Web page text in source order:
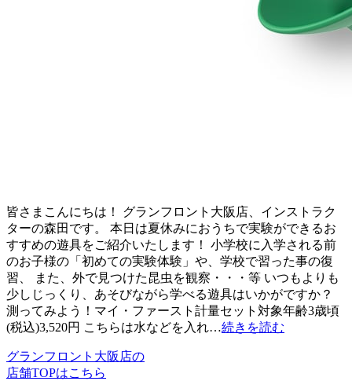
皆さまこんにちは！ グランフロント大阪店、インストラク
ターの森田です。 本日は夏休みにおうちで実験ができるお
すすめの遊具をご紹介いたします！ 小学校に入学される前
のお子様の「初めての実験体験」や、学校で習った事の復
習、 また、外で見つけた昆虫を観察・・・等 いつもよりも
少しじっくり、あそびながら学べる遊具はいかがですか？
測ってみよう！マイ・ファースト計量セット対象年齢3歳頃
(税込)3,520円 こちらは水などを入れ…続きを読む
グランフロント大阪店の
店舗TOPはこちら